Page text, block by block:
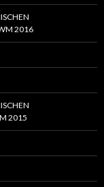
2016
2015